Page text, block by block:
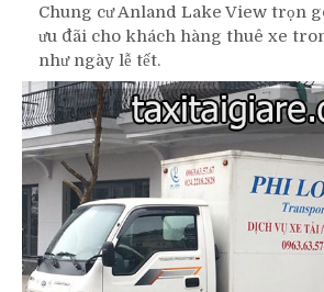
Chung cư Anland Lake View trọn
ưu đãi cho khách hàng thuê xe
như ngày lễ tết.